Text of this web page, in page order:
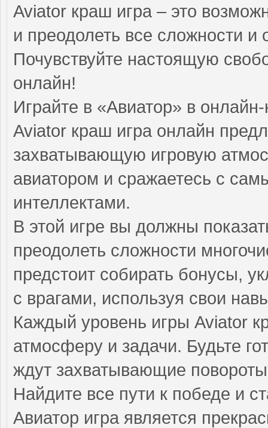
Aviator краш игра – это
и преодолеть все сложности и
Почувствуйте настоящую
онлайн!
Играйте в «Авиатор» в
Aviator краш игра онлайн
захватывающую игровую
авиатором и сражаетесь с
интеллектами.
В этой игре вы должны
преодолеть сложности
предстоит собирать бонусы,
с врагами, используя свои
Каждый уровень игры Aviator
атмосферу и задачи. Будьте
ждут захватывающие
Найдите все пути к победе и
Авиатор игра является